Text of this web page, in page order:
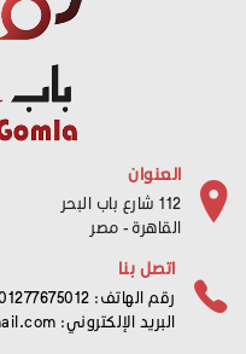
العنوان
112 شارع باب البحر
القاهرة - مصر
اتصل بنا
رقم الهاتف: 01277675012
البريد الإلكتروني: